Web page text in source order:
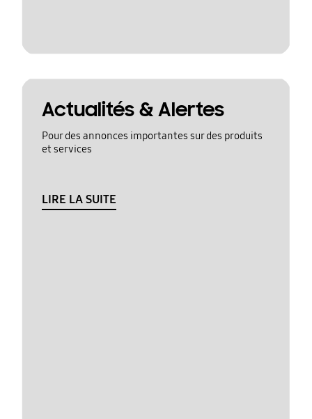
Actualités & Alertes
Pour des annonces importantes sur des produits
et services
LIRE LA SUITE